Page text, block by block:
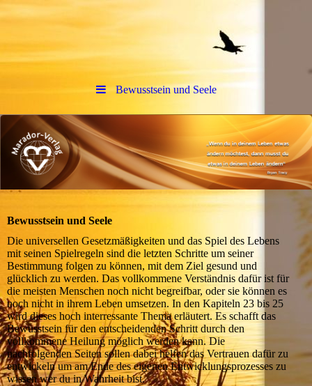
Bewusstsein und Seele
Bewusstsein und Seele
Die universellen Gesetzmäßigkeiten und das Spiel des Lebens
mit seinen Spielregeln sind die letzten Schritte um seiner
Bestimmung folgen zu können, mit dem Ziel gesund und
glücklich zu werden. Das vollkommene Verständnis dafür ist für
die meisten Menschen noch nicht begreifbar, oder sie können es
noch nicht in ihrem Leben umsetzen. In den Kapiteln 23 bis 25
wird dieses hoch interressante Thema erläutert. Es schafft das
Bewusstsein für den entscheidenden Schritt durch den
vollkommene Heilung möglich werden kann. Die
nachfolgenden Seiten sollen dabei helfen das Vertrauen dafür zu
entwickeln um am Ende des eigenen Entwicklungsprozesses zu
wissen wer du in Wahrheit bist.